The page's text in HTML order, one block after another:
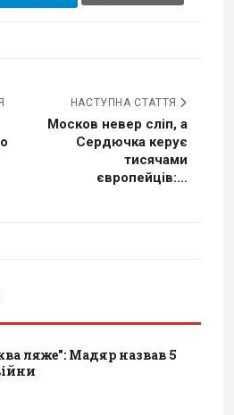
НАСТУПНА СТАТТЯ
Москов невер сліп, а
Сердючка керує
тисячами
європейців:...
ляже": Мадяр назвав 5